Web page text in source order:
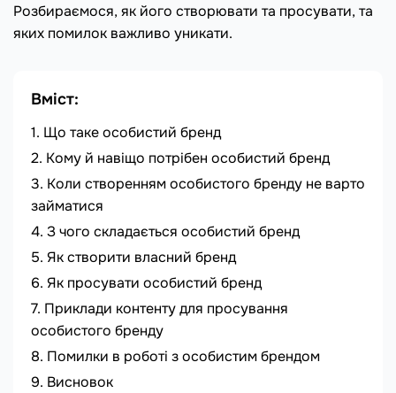
Розбираємося, як його створювати та просувати, та
яких помилок важливо уникати.
Вміст:
Що таке особистий бренд
Кому й навіщо потрібен особистий бренд
Коли створенням особистого бренду не варто
займатися
З чого складається особистий бренд
Як створити власний бренд
Як просувати особистий бренд
Приклади контенту для просування
особистого бренду
Помилки в роботі з особистим брендом
Висновок